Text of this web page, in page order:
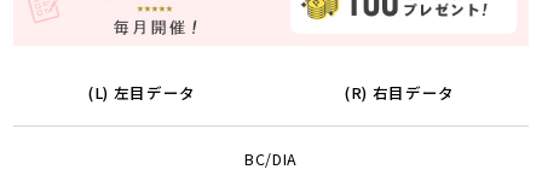
(L) 左目データ (R) 右目データ
BC/DIA